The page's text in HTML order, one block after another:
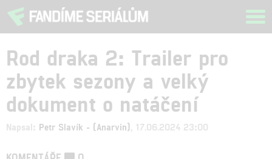
Rod draka 2: Trailer pro
zbytek sezony a velký
dokument o natáčení
Napsal: Petr Slavík - (Anarvin) , 17.06.2024 23:00